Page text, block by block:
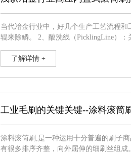
当代冶金行业中，好几个生产工艺流程和工艺流程中会应用
辊来除鳞。 2、酸洗线（PicklingLine）：关键用毛刷辊来除去酸洗全过程中造成的污渍。 3、清洗线（CleaningLine）：为合理脱油而活化含酯
了解详情 +
工业毛刷的关键关键--涂料滚筒
涂料滚筒刷,是一种运用十分普遍的刷子
有很多排序齐整，向外屈伸的细刷丝组成。 向外屈伸的细刷丝组成。把抛光刷卡在行程安排适度的台钻，立钻或卡在数控车床，横研机